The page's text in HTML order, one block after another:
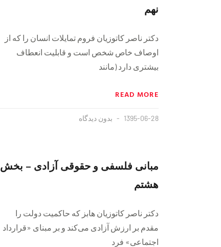
نهم
دکتر ناصر کاتوزیان فروم تمایلات انسان را که از
اوصاف خاص شخص است و قابلیت انعطاف
بیشتری دارد (مانند
READ MORE
1395-06-28 بدون دیدگاه
مبانی فلسفی و حقوقی آزادی – بخش
هشتم
دکتر ناصر کاتوزیان هابز که حاکمیت دولت را
مقدم بر ارزش آزادی می‌کند و بر مبنای «قرارداد
اجتماعی» فرد